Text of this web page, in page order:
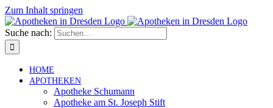
Zum Inhalt springen
Suche nach:
HOME
APO­THEKEN
Apo­theke Schumann
Apo­theke am St. Joseph Stift